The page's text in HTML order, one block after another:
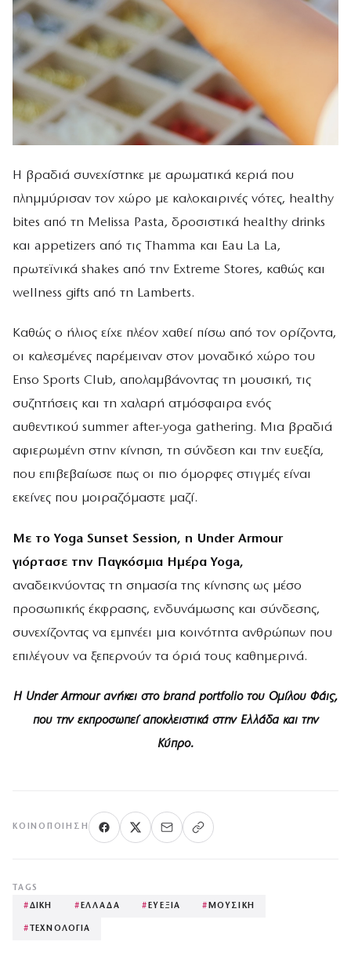
Η βραδιά συνεχίστηκε με αρωματικά κεριά που
πλημμύρισαν τον χώρο με καλοκαιρινές νότες, healthy
bites από τη Melissa Pasta, δροσιστικά healthy drinks
και appetizers από τις Thamma και Eau La La,
πρωτεϊνικά shakes από την Extreme Stores, καθώς και
wellness gifts από τη Lamberts.
Καθώς ο ήλιος είχε πλέον χαθεί πίσω από τον ορίζοντα,
οι καλεσμένες παρέμειναν στον μοναδικό χώρο του
Enso Sports Club, απολαμβάνοντας τη μουσική, τις
συζητήσεις και τη χαλαρή ατμόσφαιρα ενός
αυθεντικού summer after-yoga gathering. Μια βραδιά
αφιερωμένη στην κίνηση, τη σύνδεση και την ευεξία,
που επιβεβαίωσε πως οι πιο όμορφες στιγμές είναι
εκείνες που μοιραζόμαστε μαζί.
Με το Yoga Sunset Session, η Under Armour
γιόρτασε την Παγκόσμια Ημέρα Yoga,
αναδεικνύοντας τη σημασία της κίνησης ως μέσο
προσωπικής έκφρασης, ενδυνάμωσης και σύνδεσης,
συνεχίζοντας να εμπνέει μια κοινότητα ανθρώπων που
επιλέγουν να ξεπερνούν τα όριά τους καθημερινά.
Η Under Armour ανήκει στο brand portfolio του Ομίλου Φάις,
που την εκπροσωπεί αποκλειστικά στην Ελλάδα και την
Κύπρο.
ΚΟΙΝΟΠΟΊΗΣΗ
TAGS
#ΔΙΚΗ # ΕΛΛΑΔΑ # ΕΥΕΞΙΑ # ΜΟΥΣΙΚΗ
# ΤΕΧΝΟΛΟΓΙΑ